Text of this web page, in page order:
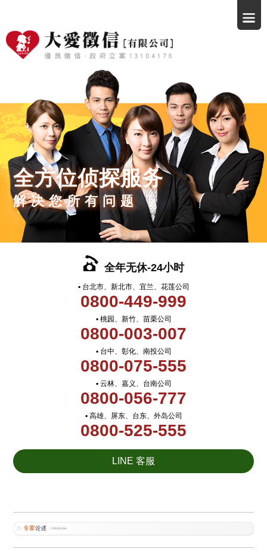
全方位侦探服务
解决您所有问题
全年无休-24小时
▪ 台北市、新北市、宜兰、花莲公司
0800-449-999
▪ 桃园、新竹、苗栗公司
0800-003-007
▪ 台中、彰化、南投公司
0800-075-555
▪ 云林、嘉义、台南公司
0800-056-777
▪ 高雄、屏东、台东、外岛公司
0800-525-555
LINE 客服